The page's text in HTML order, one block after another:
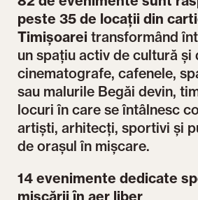
peste 35 de locații din
Timișoarei transformând
un spațiu activ de cultură și
cinematografe, cafenele,
sau malurile Begăi devin,
locuri în care se întâlnesc
artiști, arhitecți, sportivi și
de orașul în mișcare.
14 evenimente dedicate
mișcării în aer liber